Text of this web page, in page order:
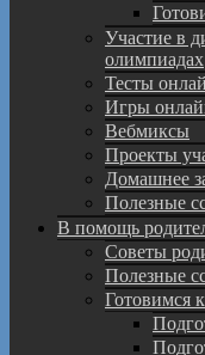
Участие в
олимпиадах
Тесты
Игры
Вебмиксы
Проекты
Домашнее
Полезные
В помощь
Советы
Полезные
Готовимся